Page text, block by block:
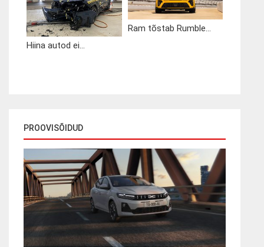
Hiina autod ei...
Ram tõstab Rumble...
PROOVISÕIDUD